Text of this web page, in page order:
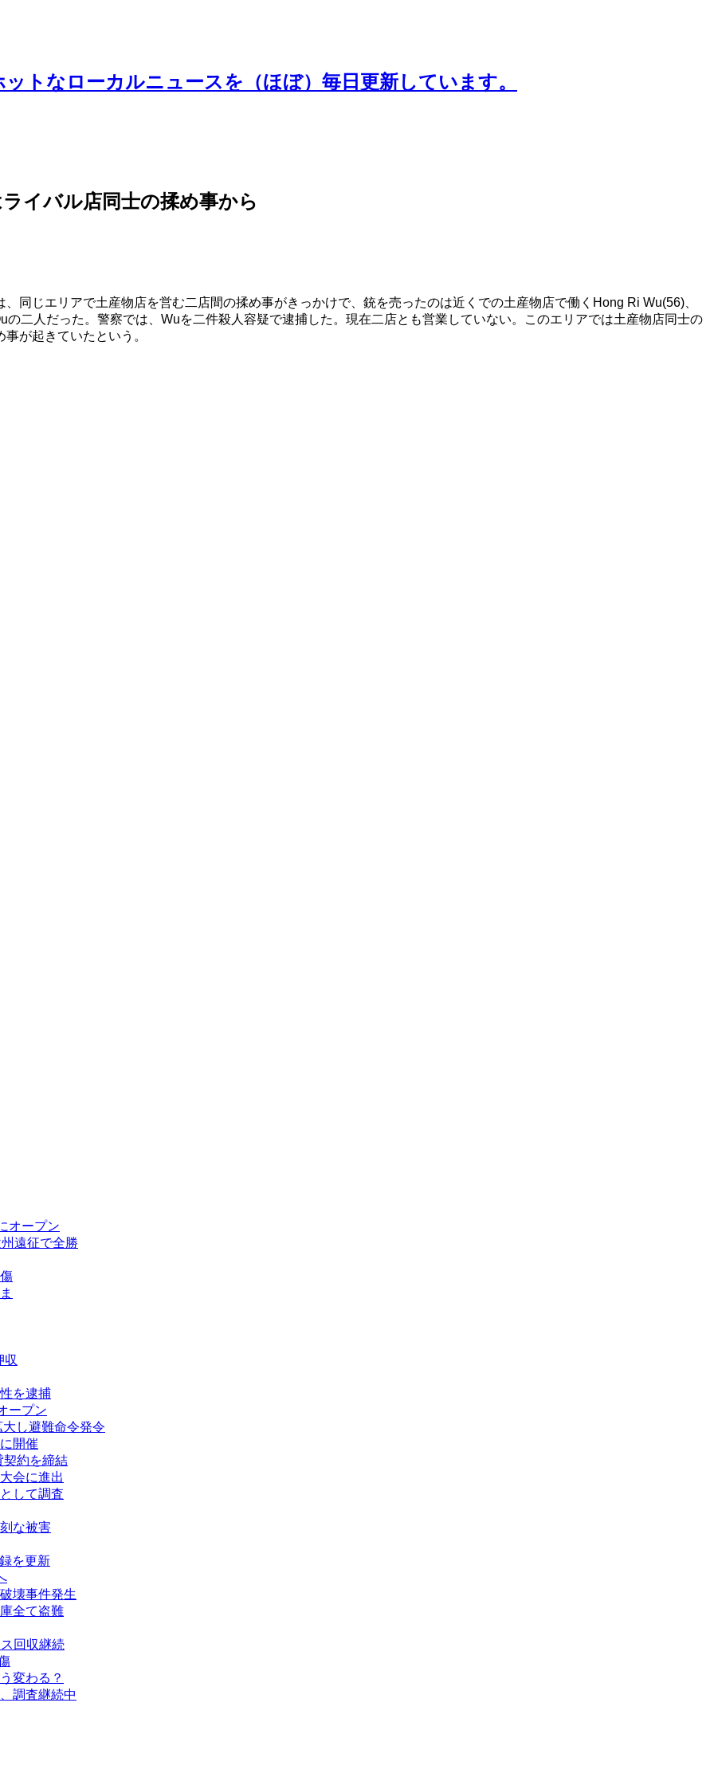
トなローカルニュースを（ほぼ）毎日更新しています。
イバル店同士の揉め事から
同じエリアで土産物店を営む二店間の揉め事がきっかけで、銃を売ったのは近くでの土産物店で働くHong Ri Wu(56)、
二人だった。警察では、Wuを二件殺人容疑で逮捕した。現在二店とも営業していない。このエリアでは土産物店同士の
が起きていたという。
オープン
遠征で全勝
収
を逮捕
ープン
し避難命令発令
開催
契約を締結
会に進出
して調査
な被害
を更新
壊事件発生
全て盗難
回収継続
変わる？
調査継続中